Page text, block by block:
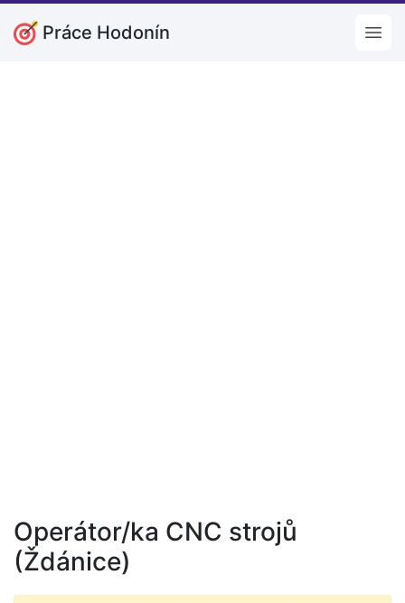
Práce Hodonín
Operátor/ka CNC strojů
(Ždánice)